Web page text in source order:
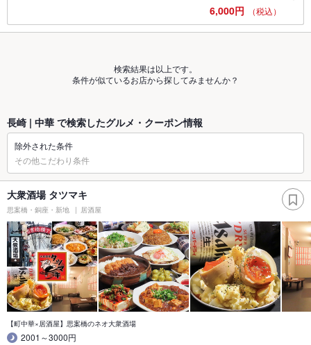
6,000円 （税込）
検索結果は以上です。
条件が似ているお店から探してみませんか？
長崎 | 中華 で検索したグルメ・クーポン情報
除外された条件
その他こだわり条件
大衆酒場 タツマキ
思案橋・銅座・新地 居酒屋
【町中華×居酒屋】思案橋のネオ大衆酒場
2001～3000円